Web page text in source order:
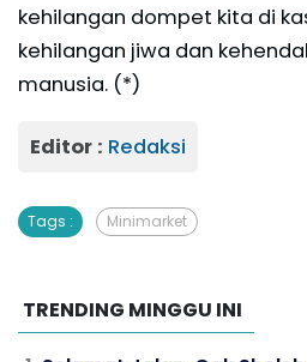
kehilangan dompet kita di
kehilangan jiwa dan
manusia. (*)
Editor : Redaksi
Tags : Minimarket
TRENDING MINGGU INI